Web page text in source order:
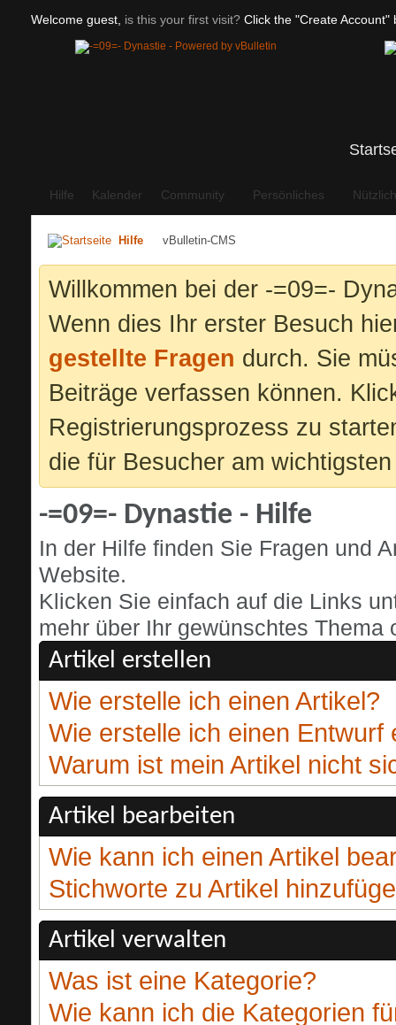
Welcome guest, is this your first visit? Click the "Create Account"
Hilfe Kalender Community Persönliches
Hilfe vBulletin-CMS
Willkommen bei der -=09=-
Wenn dies Ihr erster Besuch
gestellte Fragen durch. Sie
Beiträge verfassen können.
Registrierungsprozess zu
die für Besucher am
-=09=- Dynastie - Hilfe
In der Hilfe finden Sie Fragen und
Website.
Klicken Sie einfach auf die Links
mehr über Ihr gewünschtes Thema
Artikel erstellen
Wie erstelle ich einen Artikel?
Wie erstelle ich einen Entwurf
Warum ist mein Artikel nicht
Artikel bearbeiten
Wie kann ich einen Artikel
Stichworte zu Artikel
Artikel verwalten
Was ist eine Kategorie?
Wie kann ich die Kategorien